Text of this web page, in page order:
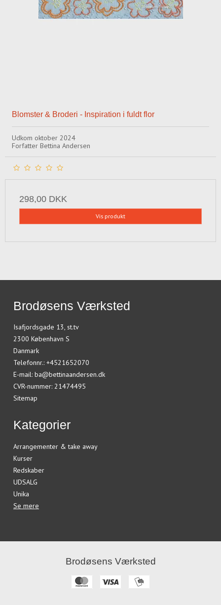
Blomster & Broderi - Inspiration i fuldt flor
Udkom oktober 2024
Forfatter Bettina Andersen
298,00 DKK
Vis produkt
Brodøsens Værksted
Isafjordsgade 13, st.tv
2300 København S
Danmark
Telefonnr.: +4521652070
E-mail: ba@bettinaandersen.dk
CVR-nummer: 21474495
Sitemap
Kategorier
Arrangementer & take away
Kurser
Redskaber
UDSALG
Unika
Se mere
Brodøsens Værksted